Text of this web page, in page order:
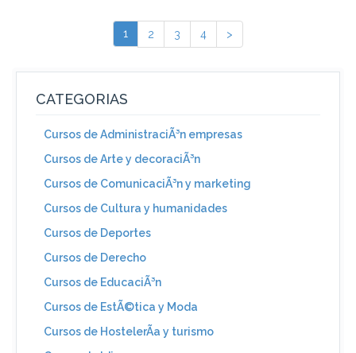
1 2 3 4 >
CATEGORIAS
Cursos de AdministraciÃ³n empresas
Cursos de Arte y decoraciÃ³n
Cursos de ComunicaciÃ³n y marketing
Cursos de Cultura y humanidades
Cursos de Deportes
Cursos de Derecho
Cursos de EducaciÃ³n
Cursos de EstÃ©tica y Moda
Cursos de HostelerÃ­a y turismo